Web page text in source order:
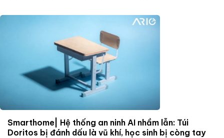
Smarthome| Hệ thống an ninh AI nhầm lẫn: Túi
Doritos bị đánh dấu là vũ khí, học sinh bị còng tay